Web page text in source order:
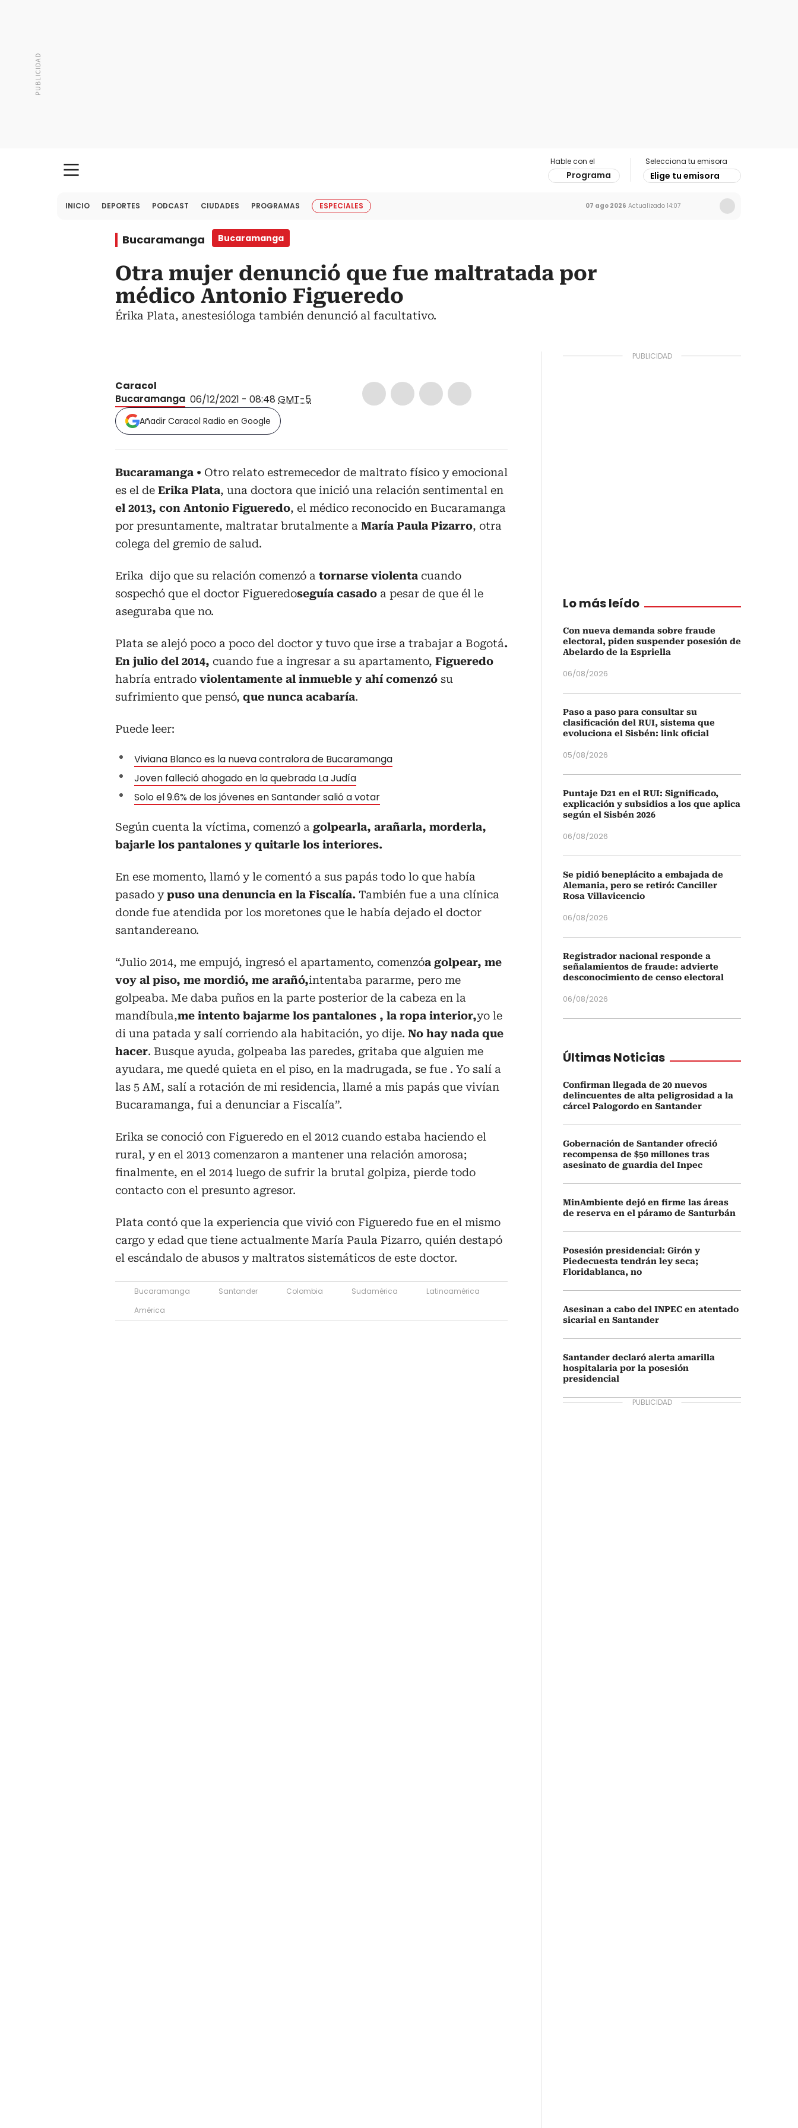
Hable con el
Programa
Selecciona tu emisora
Elige tu emisora
INICIO DEPORTES PODCAST CIUDADES PROGRAMAS ESPECIALES 07 ago 2026 Actualizado 14:07
Bucaramanga Bucaramanga
Otra mujer denunció que fue maltratada por
médico Antonio Figueredo
Érika Plata, anestesióloga también denunció al facultativo.
Caracol
Bucaramanga 06/12/2021 - 08:48 GMT-5
Añadir Caracol Radio en Google
Bucaramanga
Otro relato estremecedor de maltrato físico y emocional
es el de Erika Plata, una doctora que inició una relación sentimental en
el 2013, con Antonio Figueredo, el médico reconocido en Bucaramanga
por presuntamente, maltratar brutalmente a María Paula Pizarro, otra
colega del gremio de salud.
Erika dijo que su relación comenzó a tornarse violenta cuando
sospechó que el doctor Figueredoseguía casado a pesar de que él le
aseguraba que no.
Plata se alejó poco a poco del doctor y tuvo que irse a trabajar a Bogotá.
En julio del 2014, cuando fue a ingresar a su apartamento, Figueredo
habría entrado violentamente al inmueble y ahí comenzó su
sufrimiento que pensó, que nunca acabaría.
Puede leer:
Viviana Blanco es la nueva contralora de Bucaramanga
Joven falleció ahogado en la quebrada La Judía
Solo el 9.6% de los jóvenes en Santander salió a votar
Según cuenta la víctima, comenzó a golpearla, arañarla, morderla,
bajarle los pantalones y quitarle los interiores.
En ese momento, llamó y le comentó a sus papás todo lo que había
pasado ypuso una denuncia en la Fiscalía. También fue a una clínica
donde fue atendida por los moretones que le había dejado el doctor
santandereano.
“Julio 2014, me empujó, ingresó el apartamento, comenzóa golpear, me
voy al piso, me mordió, me arañó,intentaba pararme, pero me
golpeaba. Me daba puños en la parte posterior de la cabeza en la
mandíbula,me intento bajarme los pantalones , la ropa interior,yo le
di una patada y salí corriendo ala habitación, yo dije. No hay nada que
hacer. Busque ayuda, golpeaba las paredes, gritaba que alguien me
ayudara, me quedé quieta en el piso, en la madrugada, se fue . Yo salí a
las 5 AM, salí a rotación de mi residencia, llamé a mis papás que vivían
Bucaramanga, fui a denunciar a Fiscalía”.
Erika se conoció con Figueredo en el 2012 cuando estaba haciendo el
rural, y en el 2013 comenzaron a mantener una relación amorosa;
finalmente, en el 2014 luego de sufrir la brutal golpiza, pierde todo
contacto con el presunto agresor.
Plata contó que la experiencia que vivió con Figueredo fue en el mismo
cargo y edad que tiene actualmente María Paula Pizarro, quién destapó
el escándalo de abusos y maltratos sistemáticos de este doctor.
Bucaramanga Santander Colombia Sudamérica
Latinoamérica
América
Lo más leído
Con nueva demanda sobre fraude
electoral, piden suspender posesión de
Abelardo de la Espriella
06/08/2026
Paso a paso para consultar su
clasificación del RUI, sistema que
evoluciona el Sisbén: link oficial
05/08/2026
Puntaje D21 en el RUI: Significado,
explicación y subsidios a los que aplica
según el Sisbén 2026
06/08/2026
Se pidió beneplácito a embajada de
Alemania, pero se retiró: Canciller
Rosa Villavicencio
06/08/2026
Registrador nacional responde a
señalamientos de fraude: advierte
desconocimiento de censo electoral
06/08/2026
Últimas Noticias
Confirman llegada de 20 nuevos
delincuentes de alta peligrosidad a la
cárcel Palogordo en Santander
Gobernación de Santander ofreció
recompensa de $50 millones tras
asesinato de guardia del Inpec
MinAmbiente dejó en firme las áreas
de reserva en el páramo de Santurbán
Posesión presidencial: Girón y
Piedecuesta tendrán ley seca;
Floridablanca, no
Asesinan a cabo del INPEC en atentado
sicarial en Santander
Santander declaró alerta amarilla
hospitalaria por la posesión
presidencial